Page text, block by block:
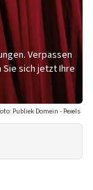
Verpassen
Sie sich jetzt Ihre
Publiek Domein - Pexels